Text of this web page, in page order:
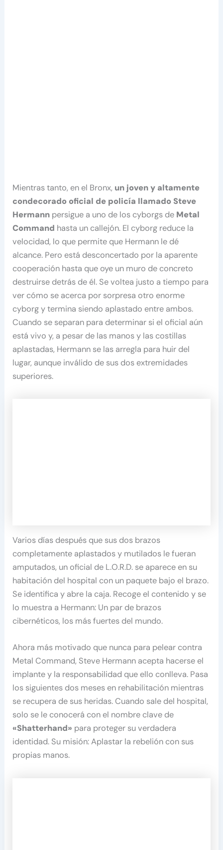
Mientras tanto, en el Bronx, un joven y altamente
condecorado oficial de policía llamado Steve
Hermann persigue a uno de los cyborgs de Metal
Command hasta un callejón. El cyborg reduce la
velocidad, lo que permite que Hermann le dé
alcance. Pero está desconcertado por la aparente
cooperación hasta que oye un muro de concreto
destruirse detrás de él. Se voltea justo a tiempo para
ver cómo se acerca por sorpresa otro enorme
cyborg y termina siendo aplastado entre ambos.
Cuando se separan para determinar si el oficial aún
está vivo y, a pesar de las manos y las costillas
aplastadas, Hermann se las arregla para huir del
lugar, aunque inválido de sus dos extremidades
superiores.
Varios días después que sus dos brazos
completamente aplastados y mutilados le fueran
amputados, un oficial de L.O.R.D. se aparece en su
habitación del hospital con un paquete bajo el brazo.
Se identifica y abre la caja. Recoge el contenido y se
lo muestra a Hermann: Un par de brazos
cibernéticos, los más fuertes del mundo.
Ahora más motivado que nunca para pelear contra
Metal Command, Steve Hermann acepta hacerse el
implante y la responsabilidad que ello conlleva. Pasa
los siguientes dos meses en rehabilitación mientras
se recupera de sus heridas. Cuando sale del hospital,
solo se le conocerá con el nombre clave de
«Shatterhand» para proteger su verdadera
identidad. Su misión: Aplastar la rebelión con sus
propias manos.